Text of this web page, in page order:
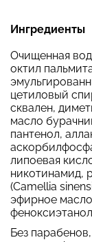
Ингредиенты
Очищенная
октил
цетиловый
сквален,
масло
пантенол,
липоевая
никотинамид,
(Camellia
эфирное
Без